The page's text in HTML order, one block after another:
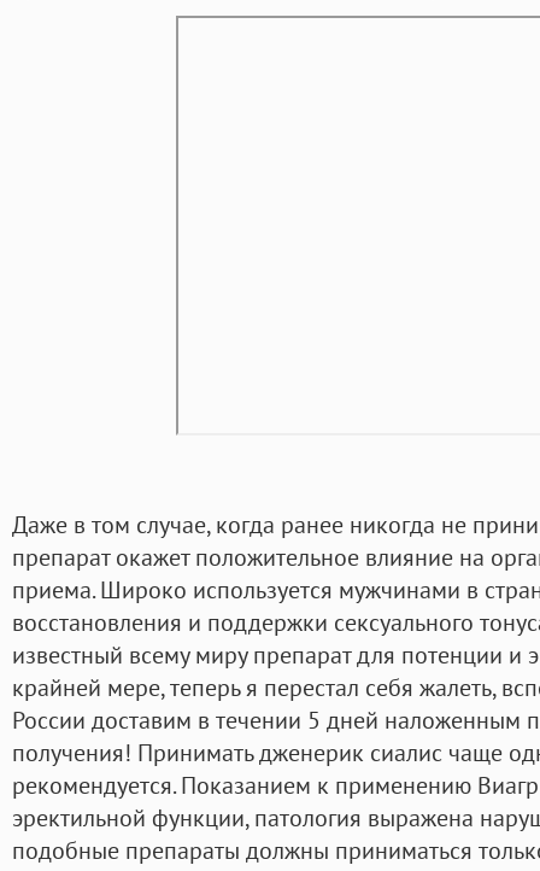
Даже в том случае, когда ранее никогда не
препарат окажет положительное влияние на
приема. Широко используется мужчинами в
восстановления и поддержки сексуального
известный всему миру препарат для потенции и
крайней мере, теперь я перестал себя жалеть,
России доставим в течении 5 дней наложенным
получения! Принимать дженерик сиалис чаще
рекомендуется. Показанием к применению
эректильной функции, патология выражена
подобные препараты должны приниматься